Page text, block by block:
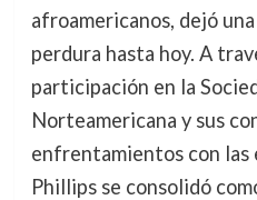
afroamericanos, dejó
perdura hasta hoy. A
participación en la
Norteamericana y sus
enfrentamientos con las
Phillips se consolidó